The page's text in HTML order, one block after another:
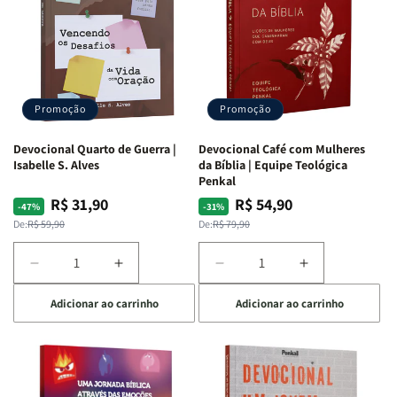
Promoção
Devocional Quarto de Guerra |
Isabelle S. Alves
-47%
Preço
normal
De:R$ 59,90
Preço
promocional
R$ 31,90
Diminuir
a
quantidade
de
Devocional
Quarto
de
Aumentar
a
quantidade
de
Devocional
Quarto
de
Adicionar ao carrinho
Promoção
Devocional Café com Mulheres
da Bíblia | Equipe Teológica
Penkal
-31%
Preço
normal
De:R$ 79,90
Preço
promocional
R$ 54,90
Diminuir
a
quantidade
de
Devocional
Café
com
Aumentar
a
quantidade
de
Devocional
Café
com
Adicionar ao carrinho